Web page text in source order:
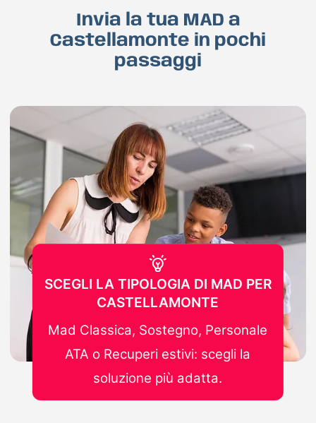
Invia la tua MAD a
Castellamonte in pochi
passaggi
SCEGLI LA TIPOLOGIA DI MAD PER
CASTELLAMONTE
Mad Classica, Sostegno, Personale
ATA o Recuperi estivi: scegli la
soluzione più adatta.